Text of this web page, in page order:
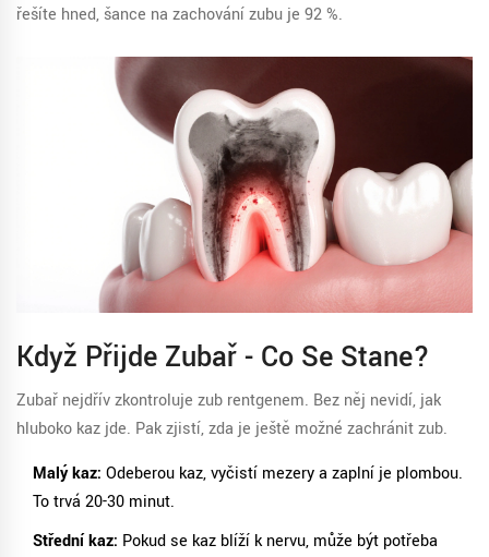
řešíte hned, šance na zachování zubu je 92 %.
Když Přijde Zubař - Co Se Stane?
Zubař nejdřív zkontroluje zub rentgenem. Bez něj nevidí, jak
hluboko kaz jde. Pak zjistí, zda je ještě možné zachránit zub.
Malý kaz: Odeberou kaz, vyčistí mezery a zaplní je plombou.
To trvá 20-30 minut.
Střední kaz: Pokud se kaz blíží k nervu, může být potřeba